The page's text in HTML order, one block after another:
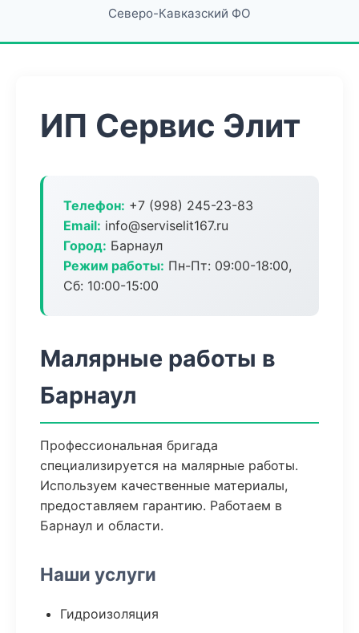
Северо-Кавказский ФО
ИП Сервис Элит
Телефон: +7 (998) 245-23-83
Email: info@serviselit167.ru
Город: Барнаул
Режим работы: Пн-Пт: 09:00-18:00,
Сб: 10:00-15:00
Малярные работы в
Барнаул
Профессиональная бригада
специализируется на малярные работы.
Используем качественные материалы,
предоставляем гарантию. Работаем в
Барнаул и области.
Наши услуги
Гидроизоляция